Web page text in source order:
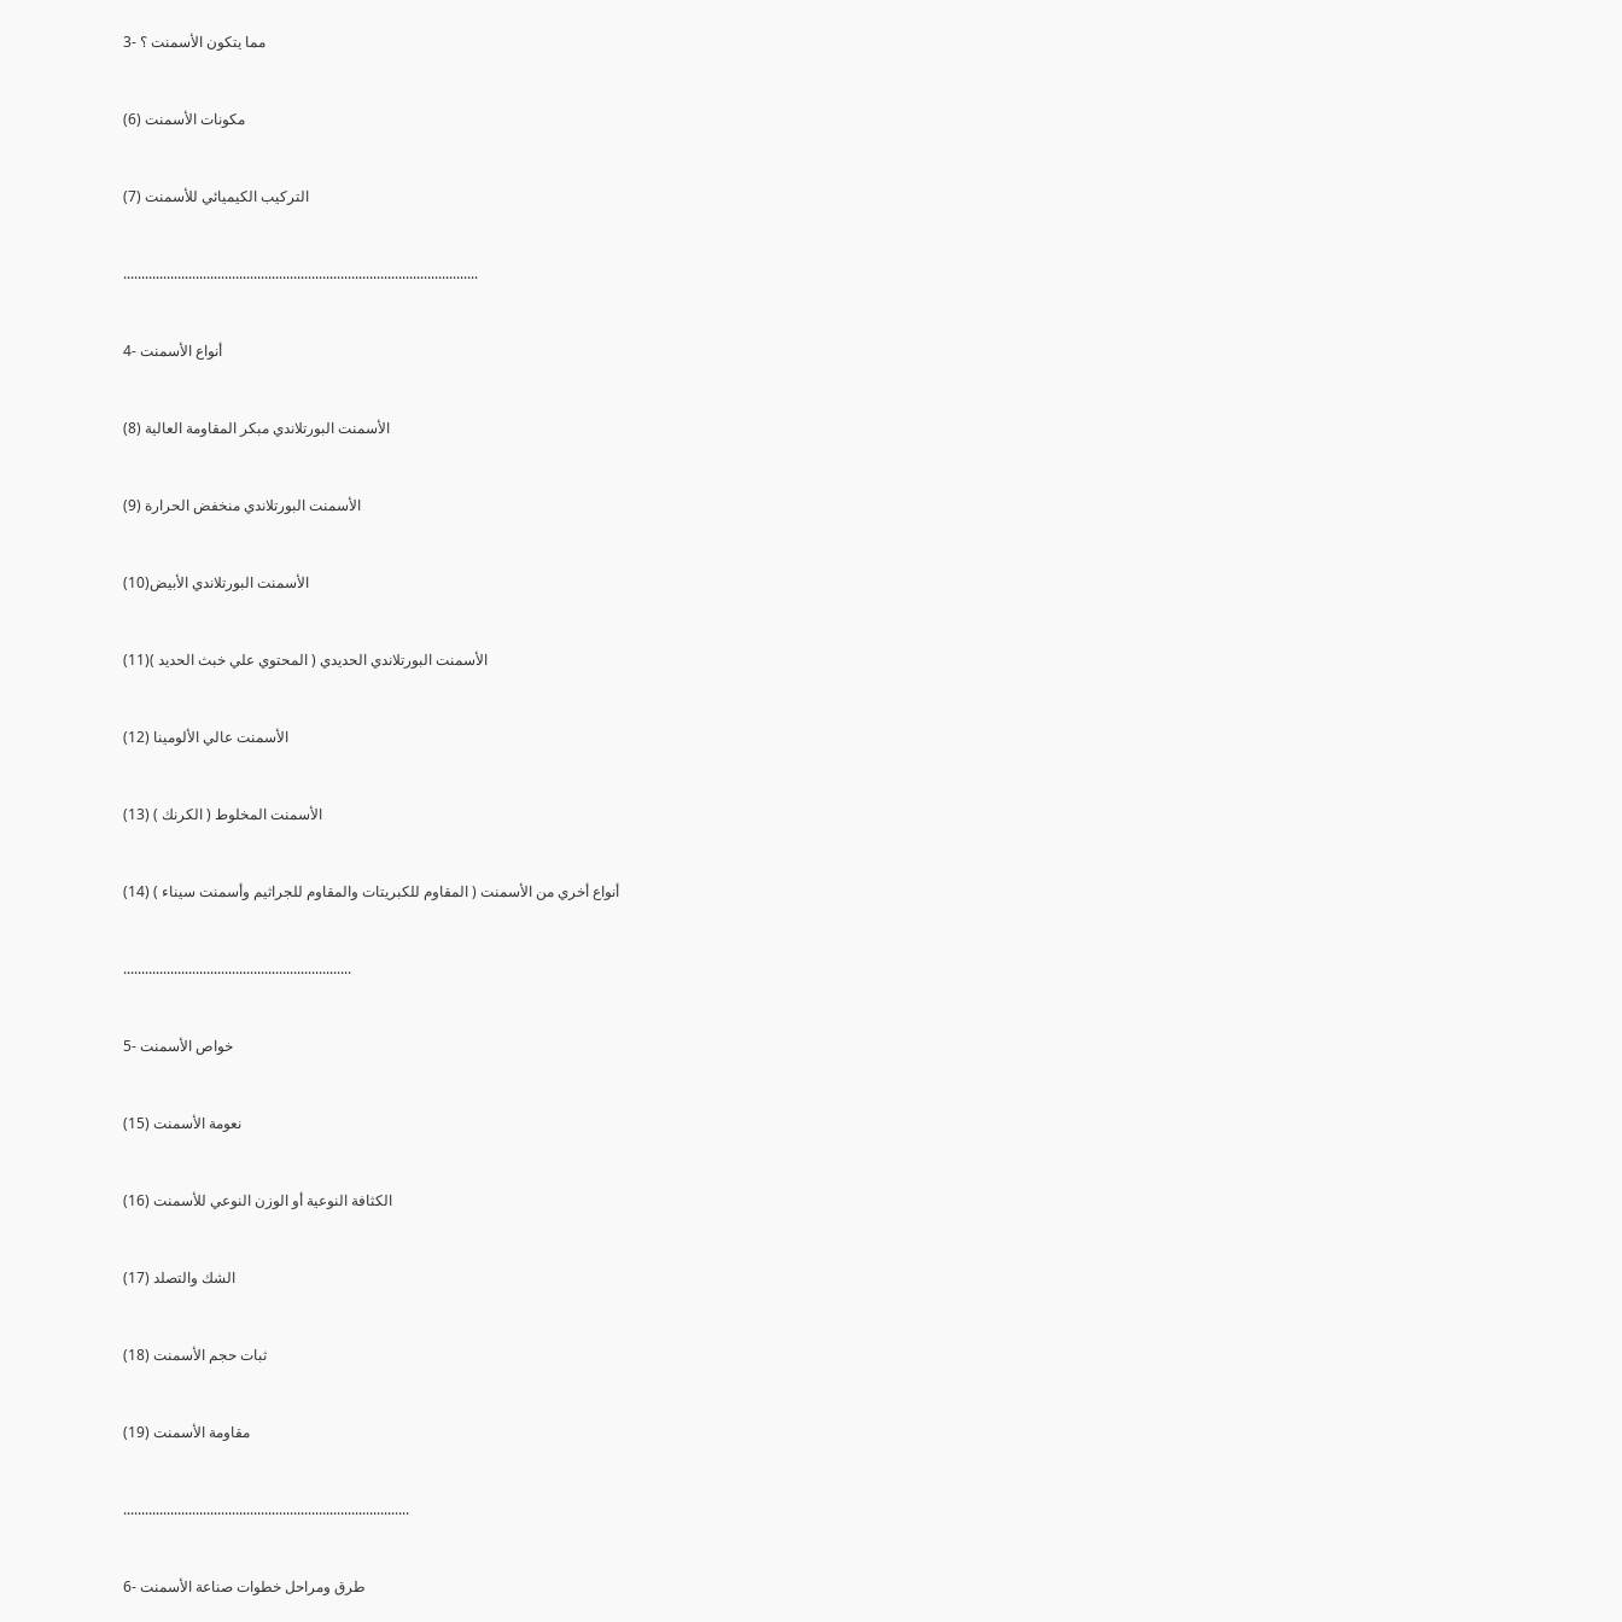
3- مما يتكون الأسمنت ؟
(6) مكونات الأسمنت
(7) التركيب الكيميائي للأسمنت
..................................................................................................
4- أنواع الأسمنت
(8) الأسمنت البورتلاندي مبكر المقاومة العالية
(9) الأسمنت البورتلاندي منخفض الحرارة
(10)الأسمنت البورتلاندي الأبيض
(11)الأسمنت البورتلاندي الحديدي ( المحتوي علي خبث الحديد )
(12) الأسمنت عالي الألومينا
(13) الأسمنت المخلوط ( الكرنك )
(14) أنواع أخري من الأسمنت ( المقاوم للكبريتات والمقاوم للجراثيم وأسمنت سيناء )
...............................................................
5- خواص الأسمنت
(15) نعومة الأسمنت
(16) الكثافة النوعية أو الوزن النوعي للأسمنت
(17) الشك والتصلد
(18) ثبات حجم الأسمنت
(19) مقاومة الأسمنت
...............................................................................
6- طرق ومراحل خطوات صناعة الأسمنت